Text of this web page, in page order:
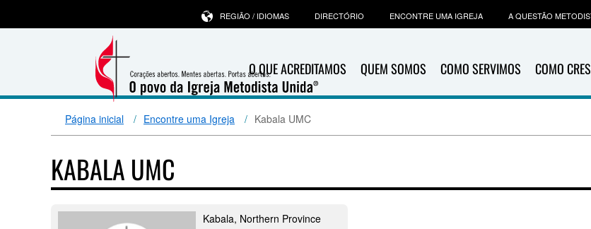
O QUE ACREDITAMOS QUEM SOMOS COMO SERVIMOS COMO
REGIÃO / IDIOMAS DIRECTÓRIO ENCONTRE UMA IGREJA A QUESTÃO
Página inicial Encontre uma Igreja Kabala UMC
KABALA UMC
Kabala, Northern Province